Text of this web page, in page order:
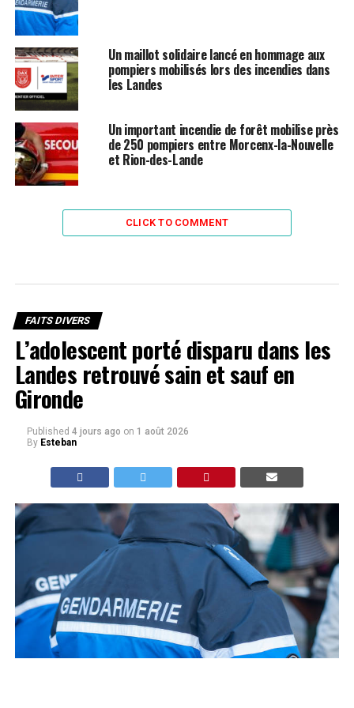
Un maillot solidaire lancé en hommage aux
pompiers mobilisés lors des incendies dans
les Landes
Un important incendie de forêt mobilise près
de 250 pompiers entre Morcenx-la-Nouvelle
et Rion-des-Lande
CLICK TO COMMENT
FAITS DIVERS
L’adolescent porté disparu dans les
Landes retrouvé sain et sauf en
Gironde
Published 4 jours ago on 1 août 2026
By Esteban